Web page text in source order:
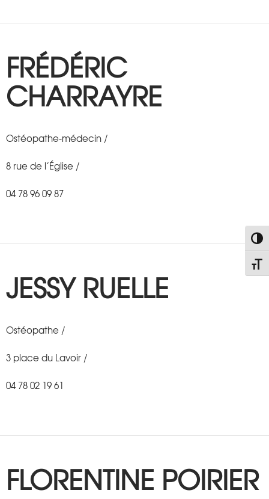
FRÉDÉRIC
CHARRAYRE
Ostéopathe-médecin /
8 rue de l’Église /
04 78 96 09 87
JESSY RUELLE
Ostéopathe /
3 place du Lavoir /
04 78 02 19 61
FLORENTINE POIRIER